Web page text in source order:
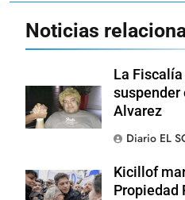
Noticias
La
suspender
Alvarez
Diario EL
Kicillof
Propiedad